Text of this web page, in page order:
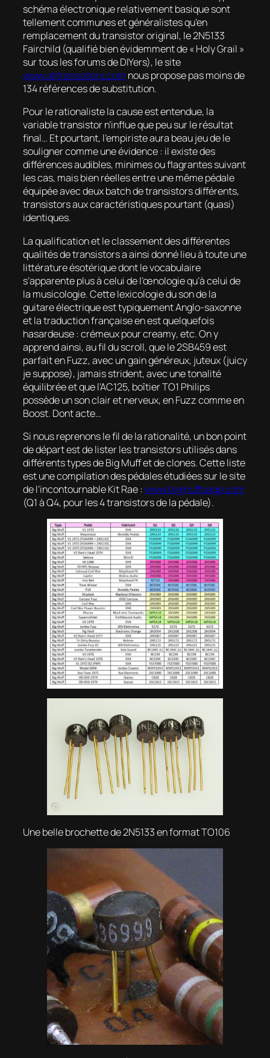
schéma électronique relativement basique sont
tellement communes et généralistes qu’en
remplacement du transistor original, le 2N5133
Fairchild (qualifié bien évidemment de «Holy Grail »
sur tous les forums de DIYers), le site
www.alltransistors.com nous propose pas moins de
134 références de substitution.
Pour le rationaliste la cause est entendue, la
variable transistor n’influe que peu sur le résultat
final… Et pourtant, l’empiriste aura beau jeu de le
souligner comme une évidence : il existe des
différences audibles, minimes ou flagrantes suivant
les cas, mais bien réelles entre une même pédale
équipée avec deux batch de transistors différents,
transistors aux caractéristiques pourtant (quasi)
identiques.
La qualification et le classement des différentes
qualités de transistors a ainsi donné lieu à toute une
littérature ésotérique dont le vocabulaire
s’apparente plus à celui de l’œnologie qu’à celui de
la musicologie. Cette lexicologie du son de la
guitare électrique est typiquement Anglo-saxonne
et la traduction française en est quelquefois
hasardeuse : crémeux pourcreamy, etc. On y
apprend ainsi, au fil du scroll, que le 2SB459 est
parfait en Fuzz, avec un gain généreux, juteux (juicy
je suppose), jamais strident, avec une tonalité
équilibrée et que l’AC125, boîtier TO1 Philips
possède un son clair et nerveux, en Fuzz comme en
Boost. Dont acte…
Si nous reprenons le fil de la rationalité, un bon point
de départ est de lister les transistors utilisés dans
différents types de Big Muff et de clones. Cette liste
est une compilation des pédales étudiées sur le site
de l’incontournable Kit Rae : www.bigmuffpage.com
(Q1 à Q4, pour les 4 transistors de la pédale).
Une belle brochette de 2N5133 en format TO106